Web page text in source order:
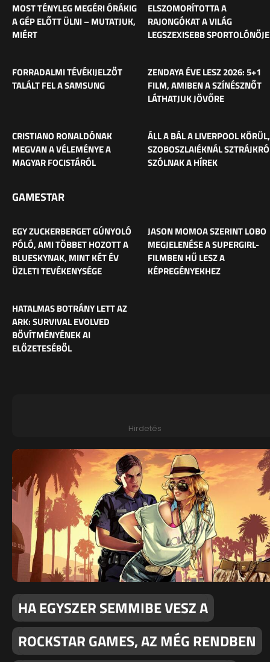
MOST TÉNYLEG MEGÉRI ÓRÁKIG
A GÉP ELŐTT ÜLNI – MUTATJUK,
MIÉRT
ELSZOMORÍTOTTA A
RAJONGÓKAT A VILÁG
LEGSZEXISEBB SPORTOLÓNŐJE
FORRADALMI TÉVÉKIJELZŐT
TALÁLT FEL A SAMSUNG
ZENDAYA ÉVE LESZ 2026: 5+1
FILM, AMIBEN A SZÍNÉSZNŐT
LÁTHATJUK JÖVŐRE
CRISTIANO RONALDÓNAK
MEGVAN A VÉLEMÉNYE A
MAGYAR FOCISTÁRÓL
ÁLL A BÁL A LIVERPOOL KÖRÜL,
SZOBOSZLAIÉKNÁL
SZÓLNAK A HÍREK
GAMESTAR
EGY ZUCKERBERGET GÚNYOLÓ
PÓLÓ, AMI TÖBBET HOZOTT A
BLUESKYNAK, MINT KÉT ÉV
ÜZLETI TEVÉKENYSÉGE
JASON MOMOA SZERINT LOBO
MEGJELENÉSE A SUPERGIRL-
FILMBEN HŰ LESZ A
KÉPREGÉNYEKHEZ
HATALMAS BOTRÁNY LETT AZ
ARK: SURVIVAL EVOLVED
BŐVÍTMÉNYÉNEK AI
ELŐZETESÉBŐL
Hirdetés
HA EGYSZER SEMMIBE VESZ A
ROCKSTAR GAMES, AZ MÉG RENDBEN